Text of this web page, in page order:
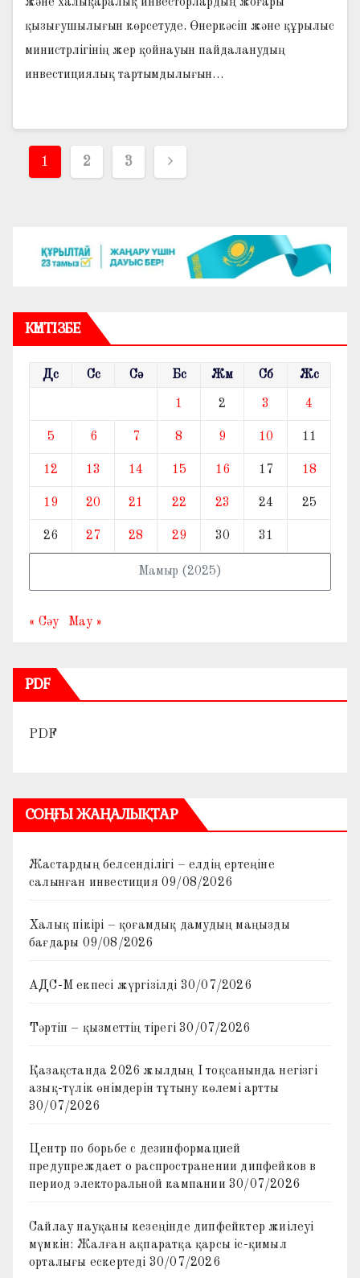
қызығушылығын көрсетуде. Өнеркәсіп және құрылыс
министрлігінің жер қойнауын пайдаланудың
инвестициялық тартымдылығын…
Жазбалар
1 2 3
КҮНТІЗБЕ
Мамыр (2025)
Дс Сс Сә Бс Жм Сб Жс
1 2 3 4
5 6 7 8 9 10 11
12 13 14 15 16 17 18
19 20 21 22 23 24 25
26 27 28 29 30 31
« Сәу Мау »
PDF
PDF
СОҢҒЫ ЖАҢАЛЫҚТАР
Жастардың белсенділігі – елдің ертеңіне
салынған инвестиция 09/08/2026
Халық пікірі – қоғамдық дамудың маңызды
бағдары 09/08/2026
АДС-М екпесі жүргізілді 30/07/2026
Тәртіп – қызметтің тірегі 30/07/2026
Қазақстанда 2026 жылдың I тоқсанында негізгі
азық-түлік өнімдерін тұтыну көлемі артты
30/07/2026
Центр по борьбе с дезинформацией
предупреждает о распространении дипфейков в
период электоральной кампании 30/07/2026
Сайлау науқаны кезеңінде дипфейктер жиілеуі
мүмкін: Жалған ақпаратқа қарсы іс-қимыл
орталығы ескертеді 30/07/2026